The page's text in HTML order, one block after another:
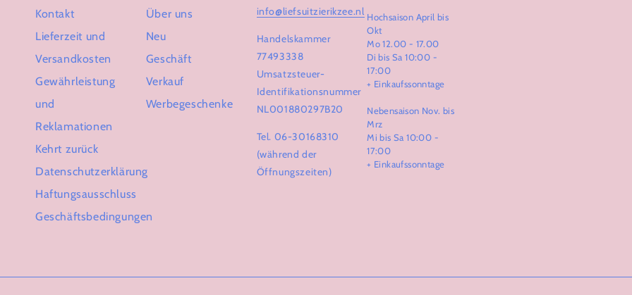
Kontakt
Lieferzeit und
Versandkosten
Gewährleistung
und
Reklamationen
Kehrt zurück
Datenschutzerklärung
Haftungsausschluss
Geschäftsbedingungen
Über uns
Neu
Geschäft
Verkauf
Werbegeschenke
info@liefsuitzierikzee.nl
Handelskammer
77493338
Umsatzsteuer-
Identifikationsnummer
NL001880297B20
Tel. 06-30168310
(während der
Öffnungszeiten)
Hochsaison April bis
Okt
Mo 12.00 - 17.00
Di bis Sa 10:00 -
17:00
+ Einkaufssonntage
Nebensaison Nov. bis
Mrz
Mi bis Sa 10:00 -
17:00
+ Einkaufssonntage